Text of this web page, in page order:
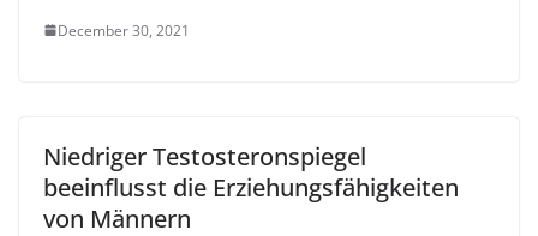
December 30, 2021
Niedriger Testosteronspiegel
beeinflusst die Erziehungsfähigkeiten
von Männern